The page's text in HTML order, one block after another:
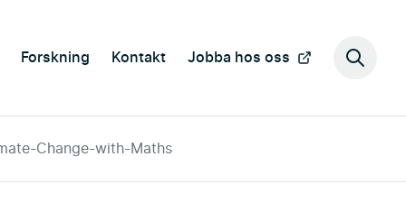
Forskning Kontakt Jobba hos oss
Sök
Change-with-Maths